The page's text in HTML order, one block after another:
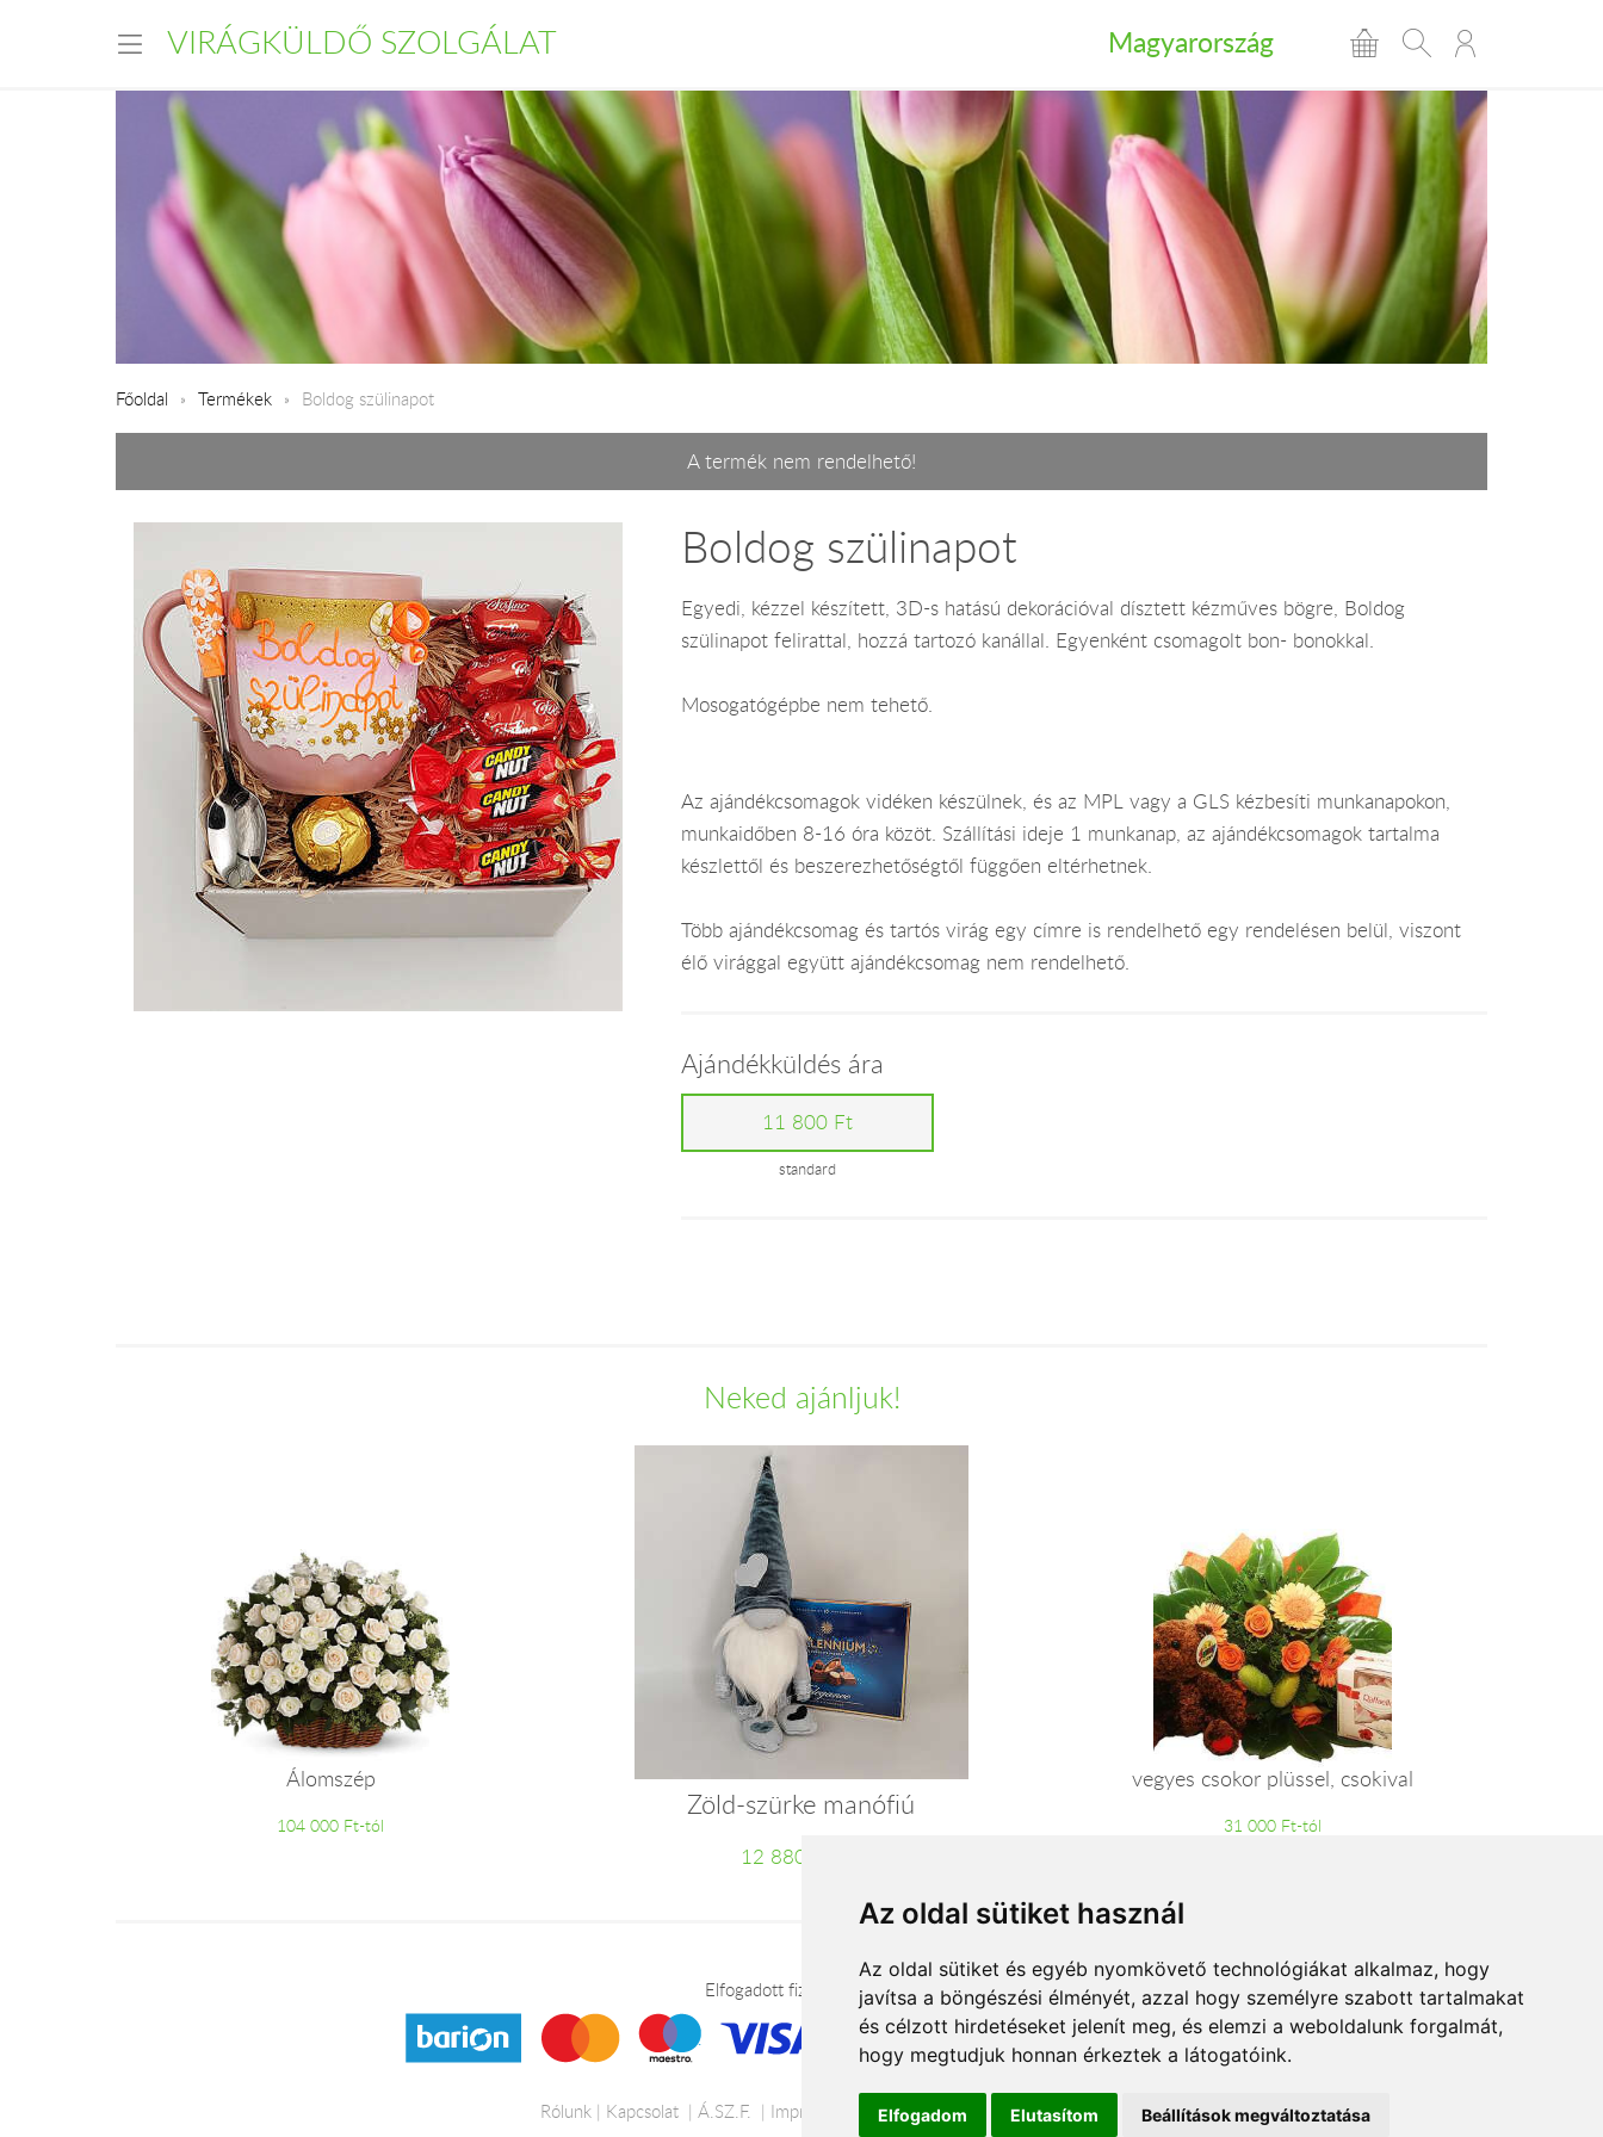
Az oldal sütiket használ
Az oldal sütiket és egyéb nyomkövető technológiákat alkalmaz, hogy
javítsa a böngészési élményét, azzal hogy személyre szabott tartalmakat
és célzott hirdetéseket jelenít meg, és elemzi a weboldalunk forgalmát,
hogy megtudjuk honnan érkeztek a látogatóink.
Elfogadom Elutasítom Beállítások megváltoztatása
VIRÁGKÜLDŐ SZOLGÁLAT Magyarország
Főoldal Termékek Boldog szülinapot
A termék nem rendelhető!
Boldog szülinapot
Egyedi, kézzel készített, 3D-s hatású dekorációval dísztett kézműves bögre, Boldog
szülinapot felirattal, hozzá tartozó kanállal. Egyenként csomagolt bon- bonokkal.
Mosogatógépbe nem tehető.
Az ajándékcsomagok vidéken készülnek, és az MPL vagy a GLS kézbesíti munkanapokon,
munkaidőben 8-16 óra közöt. Szállítási ideje 1 munkanap, az ajándékcsomagok tartalma
készlettől és beszerezhetőségtől függően eltérhetnek.
Több ajándékcsomag és tartós virág egy címre is rendelhető egy rendelésen belül, viszont
élő virággal együtt ajándékcsomag nem rendelhető.
Ajándékküldés ára
11 800 Ft
standard
Neked ajánljuk!
Álomszép
104 000 Ft-tól
Zöld-szürke manófiú
12 880 Ft-tól
vegyes csokor plüssel, csokival
31 000 Ft-tól
Elfogadott fizetési módok
Rólunk Kapcsolat Á.SZ.F. Impresszum Adatkezelési tájékoztató